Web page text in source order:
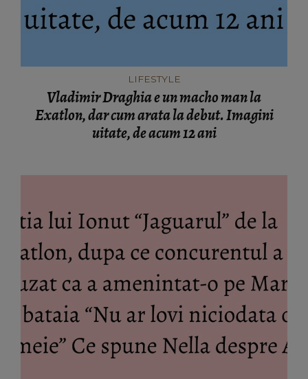
LIFESTYLE
Vladimir Draghia e un macho man la
Exatlon, dar cum arata la debut. Imagini
uitate, de acum 12 ani